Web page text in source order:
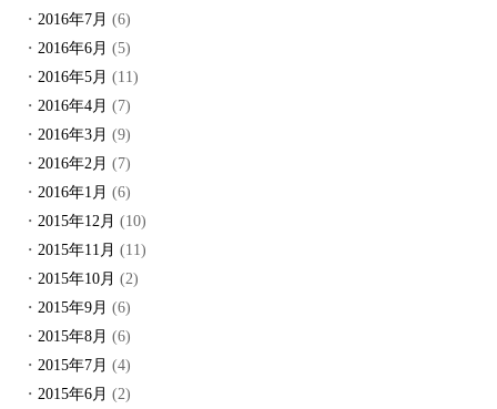
2016年7月 (6)
2016年6月 (5)
2016年5月 (11)
2016年4月 (7)
2016年3月 (9)
2016年2月 (7)
2016年1月 (6)
2015年12月 (10)
2015年11月 (11)
2015年10月 (2)
2015年9月 (6)
2015年8月 (6)
2015年7月 (4)
2015年6月 (2)